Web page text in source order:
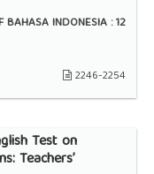
BAHASA INDONESIA :12
2246-2254
Test on
Teachers’